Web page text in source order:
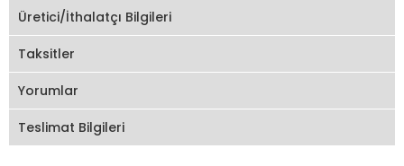
Üretici/İthalatçı Bilgileri
Taksitler
Yorumlar
Teslimat Bilgileri